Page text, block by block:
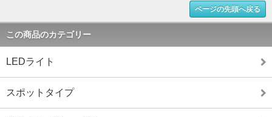
ページの先頭へ戻る
この商品のカテゴリー
LEDライト
スポットタイプ